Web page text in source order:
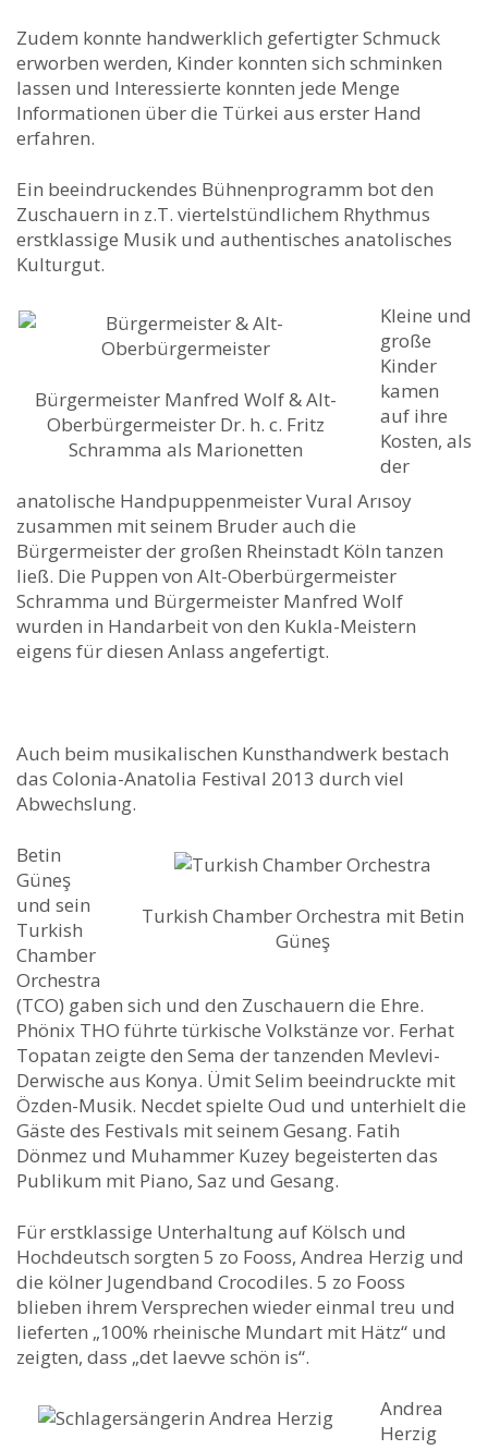
Zudem konnte handwerklich gefertigter Schmuck
erworben werden, Kinder konnten sich schminken
lassen und Interessierte konnten jede Menge
Informationen über die Türkei aus erster Hand
erfahren.
Ein beeindruckendes Bühnenprogramm bot den
Zuschauern in z.T. viertelstündlichem Rhythmus
erstklassige Musik und authentisches anatolisches
Kulturgut.
Bürgermeister Manfred Wolf & Alt-
Oberbürgermeister Dr. h. c. Fritz
Schramma als Marionetten
Kleine und
große
Kinder
kamen
auf ihre
Kosten, als
der
anatolische Handpuppenmeister Vural Arısoy
zusammen mit seinem Bruder auch die
Bürgermeister der großen Rheinstadt Köln tanzen
ließ. Die Puppen von Alt-Oberbürgermeister
Schramma und Bürgermeister Manfred Wolf
wurden in Handarbeit von den Kukla-Meistern
eigens für diesen Anlass angefertigt.
Auch beim musikalischen Kunsthandwerk bestach
das Colonia-Anatolia Festival 2013 durch viel
Abwechslung.
Turkish Chamber Orchestra mit Betin
Güneş
Betin
Güneş
und sein
Turkish
Chamber
Orchestra
(TCO) gaben sich und den Zuschauern die Ehre.
Phönix THO führte türkische Volkstänze vor. Ferhat
Topatan zeigte den Sema der tanzenden Mevlevi-
Derwische aus Konya. Ümit Selim beeindruckte mit
Özden-Musik. Necdet spielte Oud und unterhielt die
Gäste des Festivals mit seinem Gesang. Fatih
Dönmez und Muhammer Kuzey begeisterten das
Publikum mit Piano, Saz und Gesang.
Für erstklassige Unterhaltung auf Kölsch und
Hochdeutsch sorgten 5 zo Fooss, Andrea Herzig und
die kölner Jugendband Crocodiles. 5 zo Fooss
blieben ihrem Versprechen wieder einmal treu und
lieferten „100% rheinische Mundart mit Hätz“ und
zeigten, dass „det laevve schön is“.
Andrea
Herzig